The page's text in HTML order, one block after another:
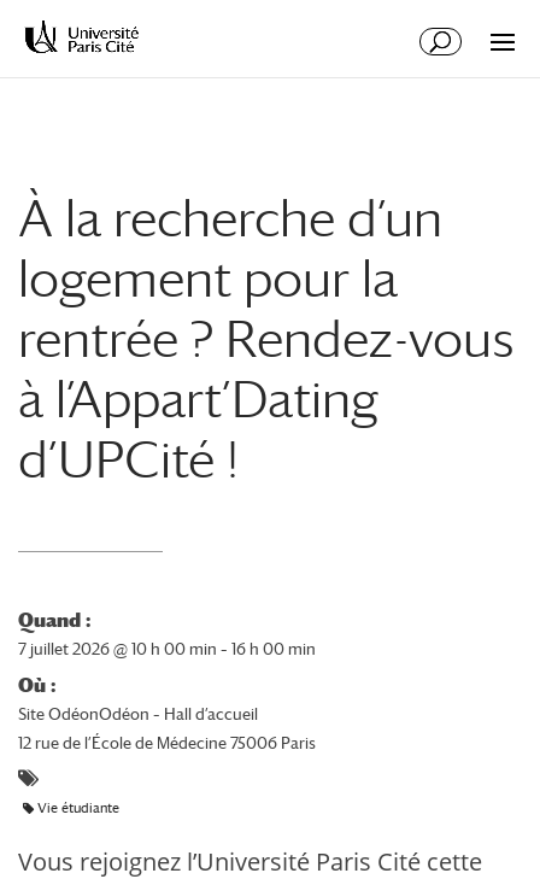
À la recherche d’un
logement pour la
rentrée ? Rendez-vous
à l’Appart’Dating
d’UPCité !
Quand :
7 juillet 2026 @ 10 h 00 min – 16 h 00 min
Où :
Site OdéonOdéon – Hall d’accueil
12 rue de l’École de Médecine 75006 Paris
Vie étudiante
Vous rejoignez l’Université Paris Cité cette